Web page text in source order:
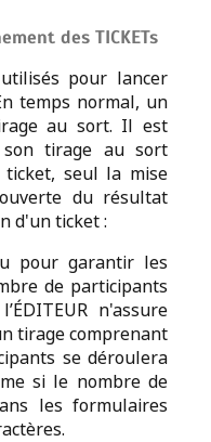
des TICKETs
pour lancer
temps normal, un
au sort. Il est
tirage au sort
seul la mise
du résultat
d'un ticket :
pour garantir les
de participants
n'assure
tirage comprenant
se déroulera
si le nombre de
les formulaires